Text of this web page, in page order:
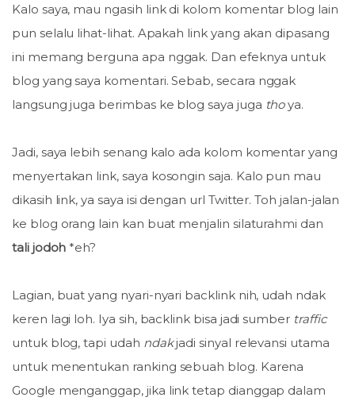
Kalo saya, mau ngasih link di kolom komentar blog lain
pun selalu lihat-lihat. Apakah link yang akan dipasang
ini memang berguna apa nggak. Dan efeknya untuk
blog yang saya komentari. Sebab, secara nggak
langsung juga berimbas ke blog saya juga thoya.
Jadi, saya lebih senang kalo ada kolom komentar yang
menyertakan link, saya kosongin saja. Kalo pun mau
dikasih link, ya saya isi dengan url Twitter. Toh jalan-jalan
ke blog orang lain kan buat menjalin silaturahmi dan
tali jodoh *eh?
Lagian, buat yang nyari-nyari backlink nih, udah ndak
keren lagi loh. Iya sih, backlink bisa jadi sumber traffic
untuk blog, tapi udah ndakjadi sinyal relevansi utama
untuk menentukan ranking sebuah blog. Karena
Google menganggap, jika link tetap dianggap dalam